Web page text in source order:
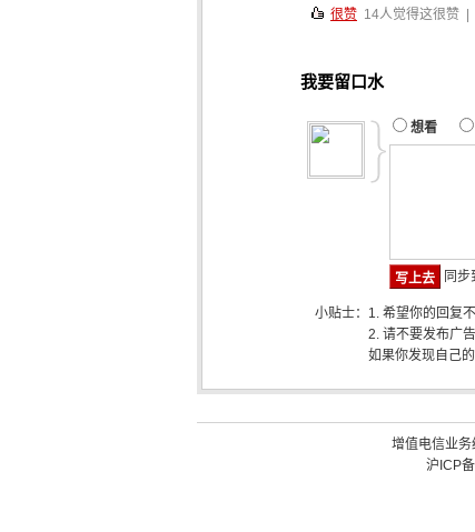
很赞 14人觉得这很赞 |
我要留口水
想看
同步
小贴士： 1. 希望你的回复
2. 请不要发布广告
如果你发现自己
增值电信业
沪ICP